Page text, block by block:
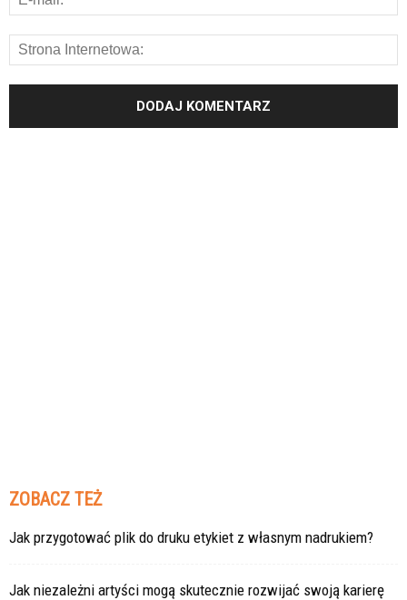
ZOBACZ TEŻ
Jak przygotować plik do druku etykiet z własnym nadrukiem?
Jak niezależni artyści mogą skutecznie rozwijać swoją karierę